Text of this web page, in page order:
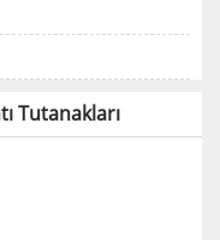
Tutanakları